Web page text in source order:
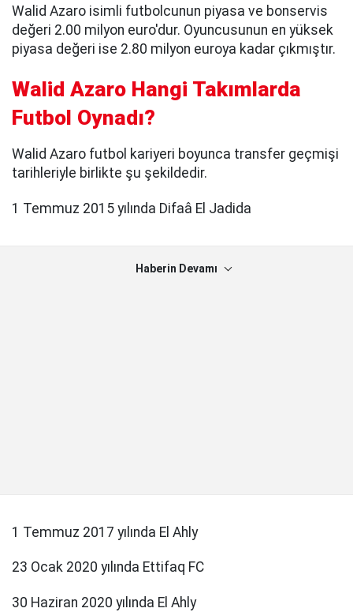
Walid Azaro isimli futbolcunun piyasa ve bonservis
değeri 2.00 milyon euro'dur. Oyuncusunun en yüksek
piyasa değeri ise 2.80 milyon euroya kadar çıkmıştır.
Walid Azaro Hangi Takımlarda
Futbol Oynadı?
Walid Azaro futbol kariyeri boyunca transfer geçmişi
tarihleriyle birlikte şu şekildedir.
1 Temmuz 2015 yılında Difaâ El Jadida
Haberin Devamı
1 Temmuz 2017 yılında El Ahly
23 Ocak 2020 yılında Ettifaq FC
30 Haziran 2020 yılında El Ahly